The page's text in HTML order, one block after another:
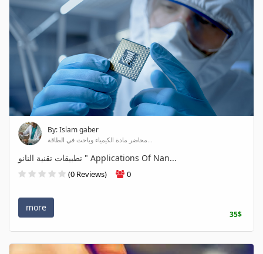
By: Islam gaber
محاضر مادة الكيمياء وباحث في الطاقة...
تطبيقات تقنية النانو " Applications Of Nan...
(0 Reviews) 0
more
35$